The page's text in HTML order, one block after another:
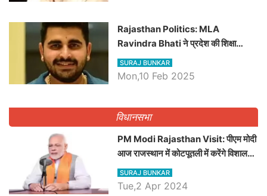
Rajasthan Politics: MLA
Ravindra Bhati ने प्रदेश की शिक्षा
व्यवस्था पर उठाए सवाल, Madan
Dilawar पर हमला करते हुए गिनवाये खाली
SURAJ BUNKAR
Mon,10 Feb 2025
विधानसभा
PM Modi Rajasthan Visit: पीएम मोदी
आज राजस्थान में कोटपूतली में करेंगे विशाल
रैली, एक सभा से 8 सीटों पर साधेगें निशाना
SURAJ BUNKAR
Tue,2 Apr 2024